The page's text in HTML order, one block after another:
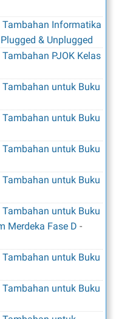
Tambahan Informatika
& Unplugged
PJOK Kelas
untuk Buku
untuk Buku
untuk Buku
untuk Buku
untuk Buku
Merdeka Fase D -
untuk Buku
untuk Buku